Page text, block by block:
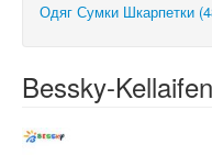
Одяг Сумки Шкарпетки
Bessky-